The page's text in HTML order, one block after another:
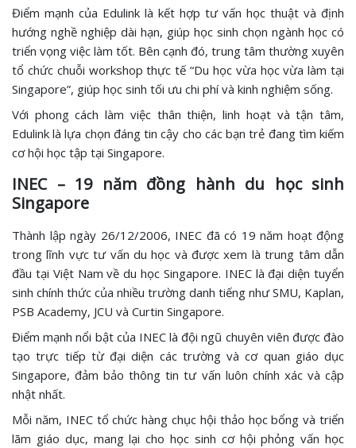
Điểm mạnh của Edulink là kết hợp tư vấn học thuật và định
hướng nghề nghiệp dài hạn, giúp học sinh chọn ngành học có
triển vọng việc làm tốt. Bên cạnh đó, trung tâm thường xuyên
tổ chức chuỗi workshop thực tế “Du học vừa học vừa làm tại
Singapore”, giúp học sinh tối ưu chi phí và kinh nghiệm sống.
Với phong cách làm việc thân thiện, linh hoạt và tận tâm,
Edulink là lựa chọn đáng tin cậy cho các bạn trẻ đang tìm kiếm
cơ hội học tập tại Singapore.
INEC – 19 năm đồng hành du học sinh
Singapore
Thành lập ngày 26/12/2006, INEC đã có 19 năm hoạt động
trong lĩnh vực tư vấn du học và được xem là trung tâm dẫn
đầu tại Việt Nam về du học Singapore. INEC là đại diện tuyển
sinh chính thức của nhiều trường danh tiếng như SMU, Kaplan,
PSB Academy, JCU và Curtin Singapore.
Điểm mạnh nổi bật của INEC là đội ngũ chuyên viên được đào
tạo trực tiếp từ đại diện các trường và cơ quan giáo dục
Singapore, đảm bảo thông tin tư vấn luôn chính xác và cập
nhật nhất.
Mỗi năm, INEC tổ chức hàng chục hội thảo học bổng và triển
lãm giáo dục, mang lại cho học sinh cơ hội phỏng vấn học